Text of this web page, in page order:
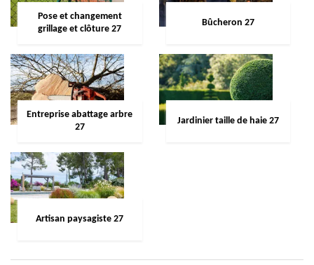
Pose et changement
grillage et clôture 27
Bûcheron 27
Entreprise abattage arbre
27
Jardinier taille de haie 27
Artisan paysagiste 27